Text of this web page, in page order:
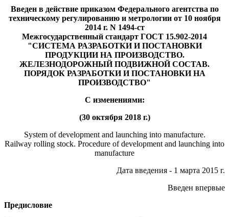
Введен в действие приказом Федерального агентства по
техническому регулированию и метрологии от 10 ноября
2014 г. N 1494-ст
Межгосударственный стандарт ГОСТ 15.902-2014
"СИСТЕМА РАЗРАБОТКИ И ПОСТАНОВКИ
ПРОДУКЦИИ НА ПРОИЗВОДСТВО.
ЖЕЛЕЗНОДОРОЖНЫЙ ПОДВИЖНОЙ СОСТАВ.
ПОРЯДОК РАЗРАБОТКИ И ПОСТАНОВКИ НА
ПРОИЗВОДСТВО"
С изменениями:
(30 октября 2018 г.)
System of development and launching into manufacture.
Railway rolling stock. Procedure of development and launching into
manufacture
Дата введения - 1 марта 2015 г.
Введен впервые
Предисловие